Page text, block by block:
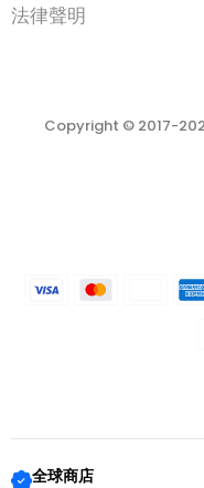
法律聲明
Copyright © 2017-
全球商店